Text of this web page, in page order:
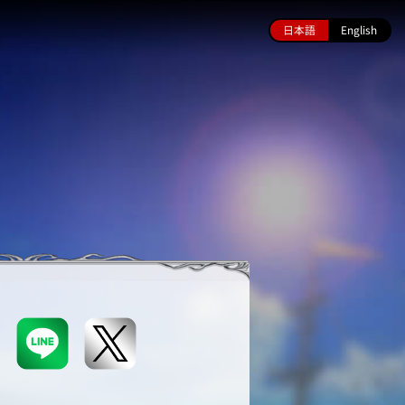
日本語 English